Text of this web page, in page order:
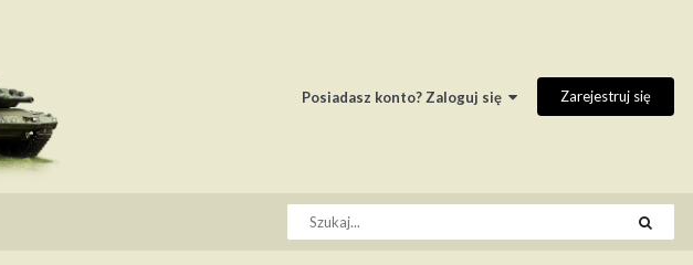
Posiadasz konto? Zaloguj się Zarejestruj się